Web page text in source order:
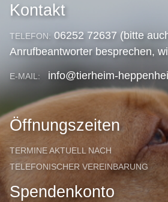
Kontakt
TELEFON: 06252 72637 (bitte
Anrufbeantworter besprechen,
E-MAIL: info@tierheim-
Öffnungszeiten
TERMINE AKTUELL NACH
TELEFONISCHER VEREINBARUNG
Spendenkonto